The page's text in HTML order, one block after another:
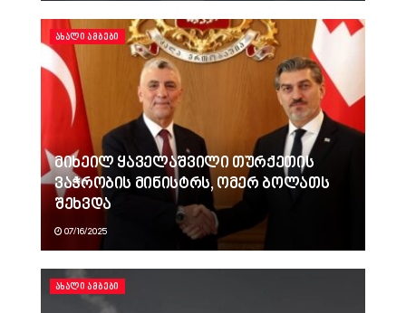
ᲐᲮᲐᲚᲘ ᲐᲛᲑᲔᲑᲘ
მიხეილ ყაველაშვილი თურქეთის
ვაჭრობის მინისტრს, ომერ ბოლათს
შეხვდა
07/16/2025
ᲐᲮᲐᲚᲘ ᲐᲛᲑᲔᲑᲘ